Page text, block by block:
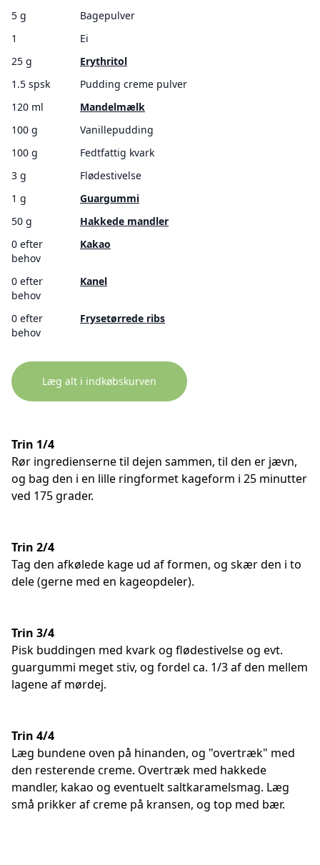
5 g
Bagepulver
1
Ei
25 g
Erythritol
1.5 spsk
Pudding creme pulver
120 ml
Mandelmælk
100 g
Vanillepudding
100 g
Fedtfattig kvark
3 g
Flødestivelse
1 g
Guargummi
50 g
Hakkede mandler
0 efter
behov
Kakao
0 efter
behov
Kanel
0 efter
behov
Frysetørrede ribs
Læg alt i indkøbskurven
Trin 1/4
Rør ingredienserne til dejen sammen, til den er jævn,
og bag den i en lille ringformet kageform i 25 minutter
ved 175 grader.
Trin 2/4
Tag den afkølede kage ud af formen, og skær den i to
dele (gerne med en kageopdeler).
Trin 3/4
Pisk buddingen med kvark og flødestivelse og evt.
guargummi meget stiv, og fordel ca. 1/3 af den mellem
lagene af mørdej.
Trin 4/4
Læg bundene oven på hinanden, og "overtræk" med
den resterende creme. Overtræk med hakkede
mandler, kakao og eventuelt saltkaramelsmag. Læg
små prikker af creme på kransen, og top med bær.